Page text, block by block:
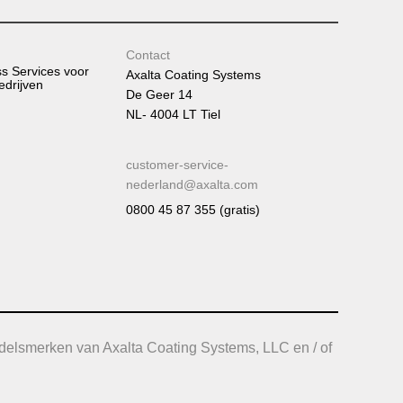
Services voor
Contact
Axalta Coating Systems
De Geer 14
NL- 4004 LT Tiel
customer-service-
nederland@axalta.com
0800 45 87 355 (gratis)
van Axalta Coating Systems, LLC en / of